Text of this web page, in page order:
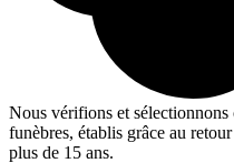
Nous vérifions et sélectionnons
funèbres, établis grâce au
plus de 15 ans.